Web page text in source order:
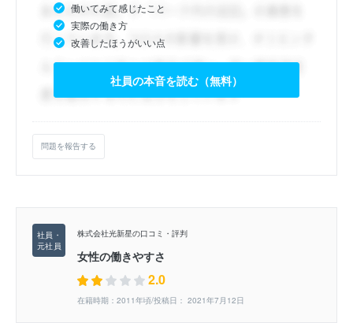
働いてみて感じたこと
実際の働き方
改善したほうがいい点
社員の本音を読む（無料）
問題を報告する
株式会社光新星の口コミ・評判
女性の働きやすさ
2.0
在籍時期：2011年頃/投稿日： 2021年7月12日